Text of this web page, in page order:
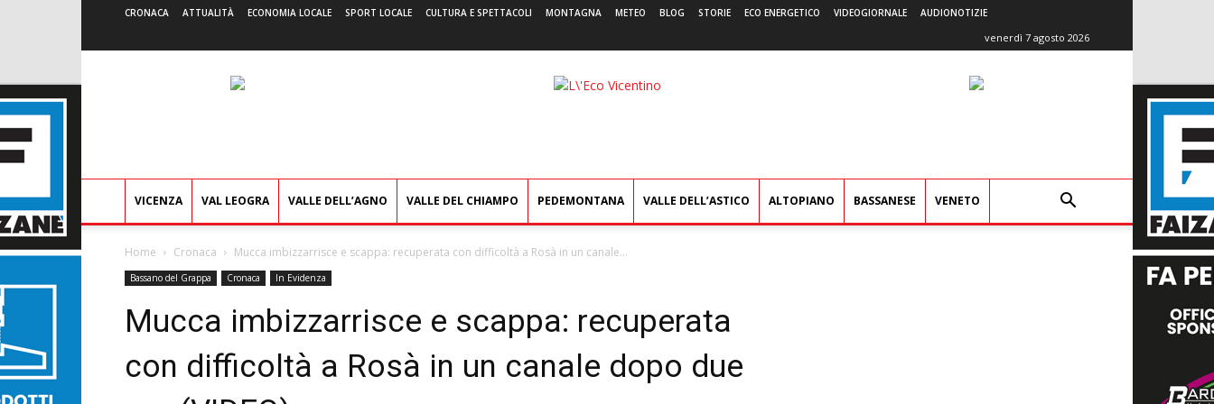
CRONACA ATTUALITÀ ECONOMIA LOCALE SPORT LOCALE CULTURA E SPETTACOLI MONTAGNA METEO BLOG STORIE ECO ENERGETICO VIDEOGIORNALE AUDIONOTIZIE
venerdì 7 agosto 2026
L'Eco
VICENZA VAL LEOGRA VALLE DELL’AGNO VALLE DEL CHIAMPO PEDEMONTANA VALLE DELL’ASTICO ALTOPIANO BASSANESE VENETO
Home Cronaca Mucca imbizzarrisce e scappa: recuperata con difficoltà a Rosà in un canale...
Bassano del Grappa Cronaca In Evidenza
Mucca imbizzarrisce e scappa: recuperata
con difficoltà a Rosà in un canale dopo due